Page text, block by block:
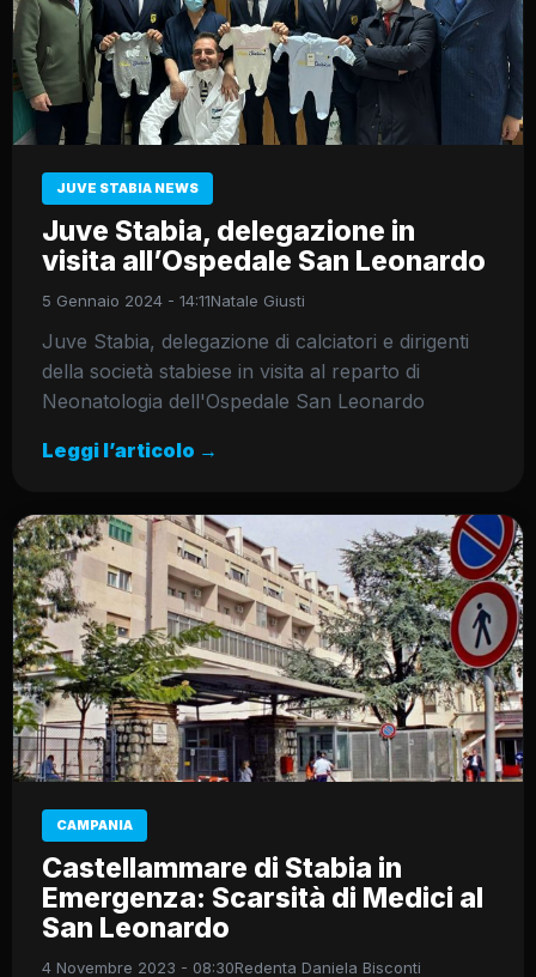
JUVE STABIA NEWS
Juve Stabia, delegazione in
visita all’Ospedale San Leonardo
5 Gennaio 2024 - 14:11Natale Giusti
Juve Stabia, delegazione di calciatori e dirigenti
della società stabiese in visita al reparto di
Neonatologia dell'Ospedale San Leonardo
Leggi l’articolo →
CAMPANIA
Castellammare di Stabia in
Emergenza: Scarsità di Medici al
San Leonardo
4 Novembre 2023 - 08:30Redenta Daniela Bisconti